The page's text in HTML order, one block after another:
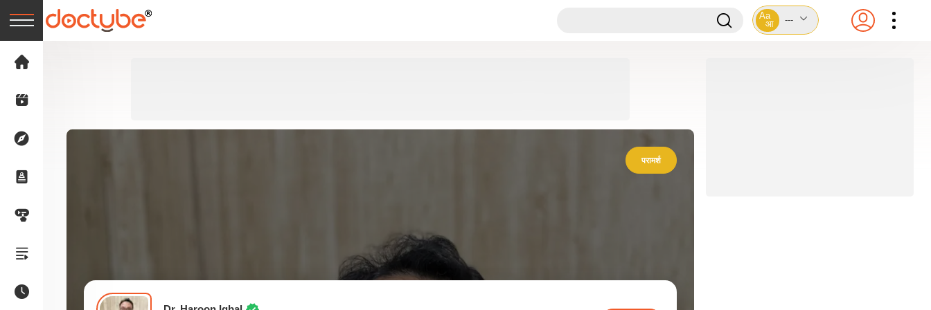
Aa
आ
---
परामर्श